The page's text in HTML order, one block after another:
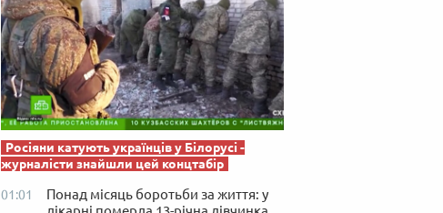
Росіяни катують українців у Білорусі -
журналісти знайшли цей концтабір
01:01
Понад місяць боротьби за життя: у